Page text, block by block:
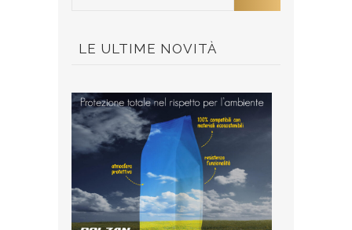
LE ULTIME NOVITÀ